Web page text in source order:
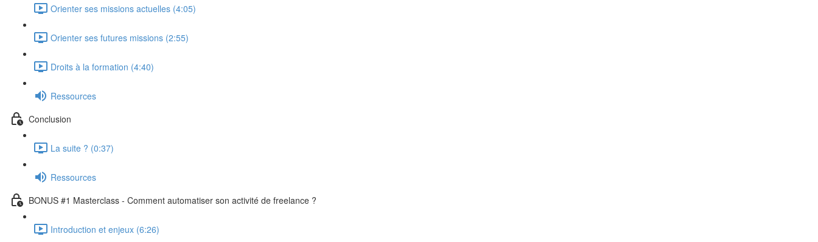
Orienter ses missions actuelles (4:05)
Orienter ses futures missions (2:55)
Droits à la formation (4:40)
Ressources
Conclusion
La suite ? (0:37)
Ressources
BONUS #1 Masterclass - Comment automatiser son activité de freelance ?
Introduction et enjeux (6:26)